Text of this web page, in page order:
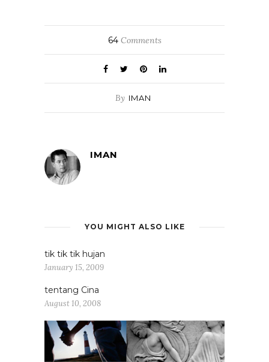
64Comments
By IMAN
IMAN
YOU MIGHT ALSO LIKE
tik tik tik hujan
January 15, 2009
tentang Cina
August 10, 2008